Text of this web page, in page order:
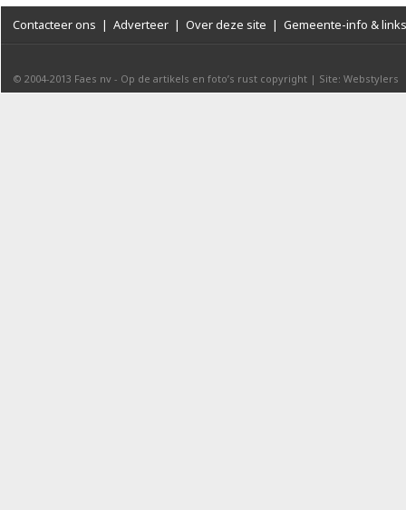
Contacteer ons | Adverteer | Over deze site | Gemeente-info & links
© 2004-2013 Faes nv - Op de artikels en foto’s rust copyright | Site: Webstylers